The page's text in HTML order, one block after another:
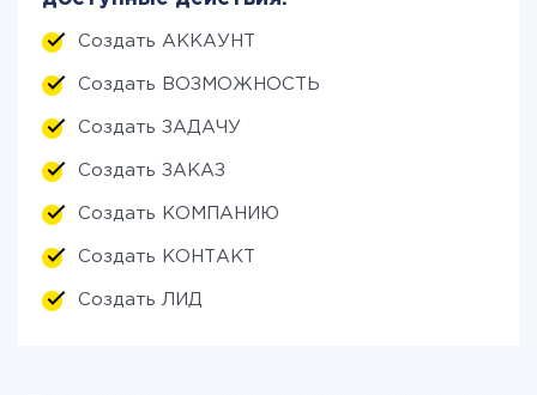
Создать АККАУНТ
Создать ВОЗМОЖНОСТЬ
Создать ЗАДАЧУ
Создать ЗАКАЗ
Создать КОМПАНИЮ
Создать КОНТАКТ
Создать ЛИД